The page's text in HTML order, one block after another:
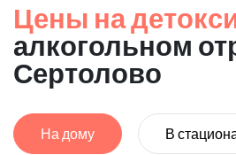
Цены на
алкогольном
Сертолово
На дому В